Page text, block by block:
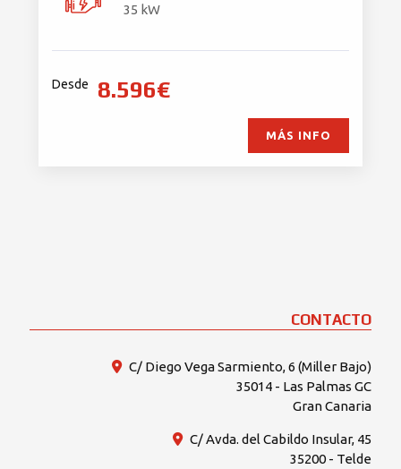
35 kW
Desde 8.596€
MÁS INFO
CONTACTO
C/ Diego Vega Sarmiento, 6 (Miller Bajo)
35014 - Las Palmas GC
Gran Canaria
C/ Avda. del Cabildo Insular, 45
35200 - Telde